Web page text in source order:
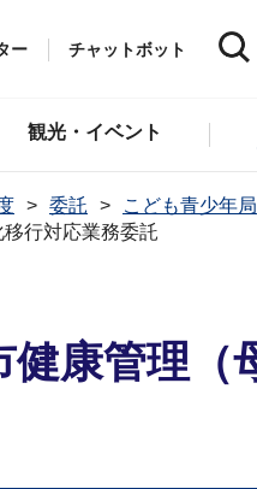
ー チャットボット
観光・イベント
委託
こども青少年局
行対応業務委託
康管理（